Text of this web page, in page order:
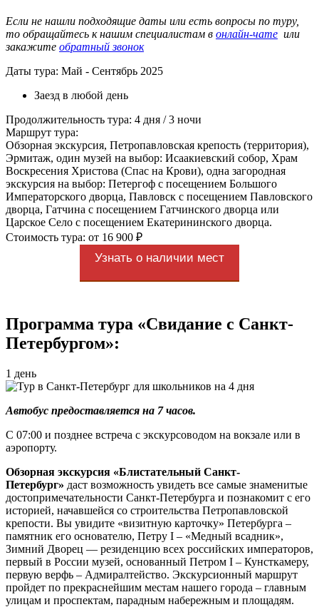
Если не нашли подходящие даты или есть вопросы по туру,
то обращайтесь к нашим специалистам в онлайн-чате или
закажите обратный звонок
Даты тура: Май - Сентябрь 2025
Заезд в любой день
Продолжительность тура: 4 дня / 3 ночи
Маршрут тура:
Обзорная экскурсия, Петропавловская крепость (территория),
Эрмитаж, один музей на выбор: Исаакиевский собор, Храм
Воскресения Христова (Спас на Крови), одна загородная
экскурсия на выбор: Петергоф с посещением Большого
Императорского дворца, Павловск с посещением Павловского
дворца, Гатчина с посещением Гатчинского дворца или
Царское Село с посещением Екатерининского дворца.
Стоимость тура: от 16 900 ₽
Узнать о наличии мест
Программа тура «Свидание с Санкт-
Петербургом»:
1 день
Автобус предоставляется на 7 часов.
С 07:00 и позднее встреча с экскурсоводом на вокзале или в
аэропорту.
Обзорная экскурсия «Блистательный Санкт-
Петербург» даст возможность увидеть все самые знаменитые
достопримечательности Санкт-Петербурга и познакомит с его
историей, начавшейся со строительства Петропавловской
крепости. Вы увидите «визитную карточку» Петербурга –
памятник его основателю, Петру I – «Медный всадник»,
Зимний Дворец — резиденцию всех российских императоров,
первый в России музей, основанный Петром I – Кунсткамеру,
первую верфь – Адмиралтейство. Экскурсионный маршрут
пройдет по прекраснейшим местам нашего города – главным
улицам и проспектам, парадным набережным и площадям.